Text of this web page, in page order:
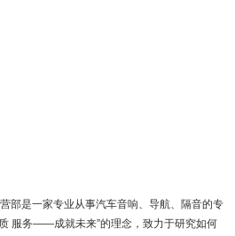
一家专业从事汽车音响、导航、隔音的专
服务——成就未来”的理念，致力于研究如何